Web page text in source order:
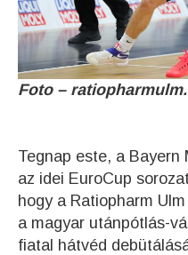
Foto –
Tegnap este, a Bayern
az idei EuroCup
hogy a Ratiopharm
a magyar utánpótlás-
fiatal hátvéd